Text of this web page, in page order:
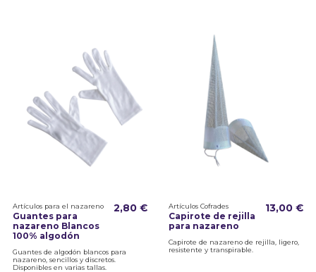
Artículos para el nazareno
Guantes para
nazareno Blancos
100% algodón
2,80 €
Guantes de algodón blancos para
nazareno, sencillos y discretos.
Disponibles en varias tallas.
Artículos Cofrades
Capirote de rejilla
para nazareno
13,00 €
Capirote de nazareno de rejilla, ligero,
resistente y transpirable.